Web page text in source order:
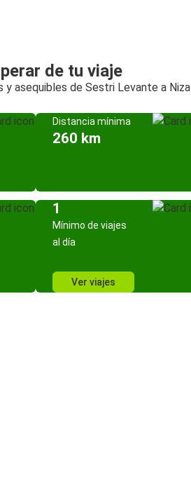
de tu viaje
y asequibles de Sestri Levante a Niza
Distancia mínima
260 km
1
Mínimo de viajes
al día
Ver viajes